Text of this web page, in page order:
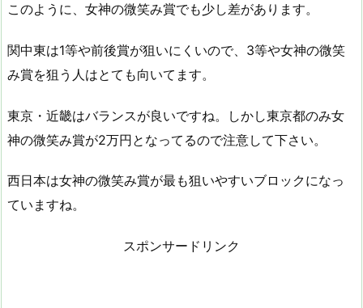
このように、女神の微笑み賞でも少し差があります。
関中東は1等や前後賞が狙いにくいので、3等や女神の微笑
み賞を狙う人はとても向いてます。
東京・近畿はバランスが良いですね。しかし東京都のみ女
神の微笑み賞が2万円となってるので注意して下さい。
西日本は女神の微笑み賞が最も狙いやすいブロックになっ
ていますね。
スポンサードリンク